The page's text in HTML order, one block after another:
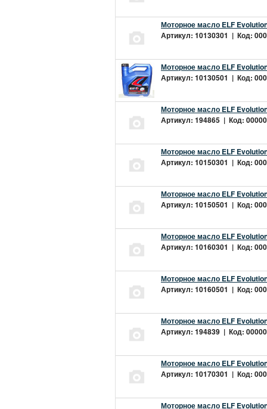
Моторное масло ELF
Артикул: 10130301 | Код:
Моторное масло ELF
Артикул: 10130501 | Код:
Моторное масло ELF
Артикул: 194865 | Код:
Моторное масло ELF
Артикул: 10150301 | Код:
Моторное масло ELF
Артикул: 10150501 | Код:
Моторное масло ELF
Артикул: 10160301 | Код:
Моторное масло ELF
Артикул: 10160501 | Код:
Моторное масло ELF
Артикул: 194839 | Код:
Моторное масло ELF
Артикул: 10170301 | Код:
Моторное масло ELF